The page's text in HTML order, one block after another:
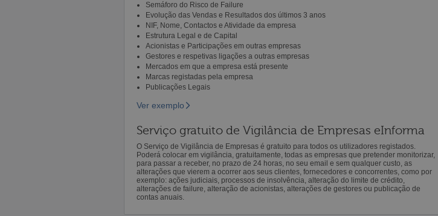
Semáforo do Risco de Failure
Evolução das Vendas e Resultados dos últimos 3 anos
NIF, Nome, Contactos e Atividade da empresa
Estrutura Legal e de Capital
Acionistas e Participações em outras empresas
Gestores e respetivas ligações a outras empresas
Mercados em que a empresa está presente
Marcas registadas pela empresa
Publicações Legais
Ver exemplo
Serviço gratuito de Vigilância de Empresas eInforma
O Serviço de Vigilância de Empresas é gratuito para todos os utilizadores registados.
Poderá colocar em vigilância, gratuitamente, todas as empresas que pretender monitorizar,
para passar a receber, no prazo de 24 horas, no seu email e sem qualquer custo, as
alterações que vierem a ocorrer aos seus clientes, fornecedores e concorrentes, como por
exemplo: ações judiciais, processos de insolvência, alteração do limite de crédito,
alterações de failure, alteração de acionistas, alterações de gestores ou publicação de
contas anuais.